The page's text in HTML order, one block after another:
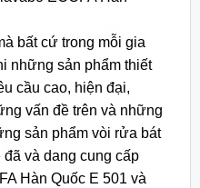
bất cứ trong mỗi gia
những sản phẩm thiết
cầu cao, hiện đại,
vấn đề trên và những
sản phẩm vòi rửa bát
và dang cung cấp
Hàn Quốc E 501 và